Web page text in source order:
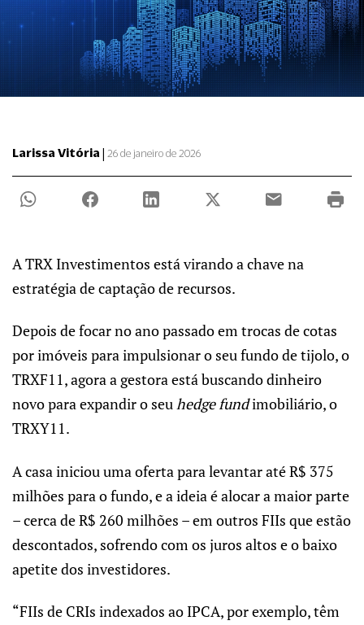
Larissa Vitória | 26 de janeiro de 2026
A TRX Investimentos está virando a chave na
estratégia de captação de recursos.
Depois de focar no ano passado em trocas de cotas
por imóveis para impulsionar o seu fundo de tijolo, o
TRXF11, agora a gestora está buscando dinheiro
novo para expandir o seuhedge fundimobiliário, o
TRXY11.
A casa iniciou uma oferta para levantar até R$ 375
milhões para o fundo, e a ideia é alocar a maior parte
– cerca de R$ 260 milhões – em outros FIIs que estão
descontados, sofrendo com os juros altos e o baixo
apetite dos investidores.
“FIIs de CRIs indexados ao IPCA, por exemplo, têm